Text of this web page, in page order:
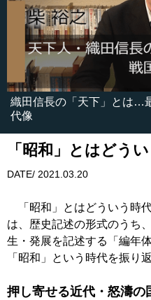
織田信長の「天下」とは…
代像
「昭和」とはどう
DATE/ 2021.03.20
「昭和」とはどういう時
は、歴史記述の形式のうち
生・発展を記述する「編年
「昭和」という時代を振り
押し寄せる近代・怒濤の